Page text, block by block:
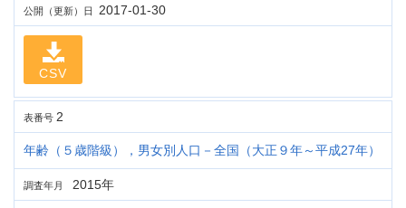
公開（更新）日 2017-01-30
CSV
表番号 2
年齢（５歳階級），男女別人口－全国（大正９年～平成27年）
調査年月 2015年